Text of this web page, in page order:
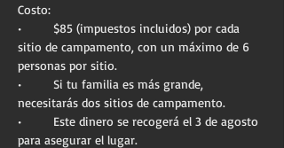
Costo:
•	$85 (impuestos incluidos) por cada
sitio de campamento, con un máximo de 6
personas por sitio.
•	Si tu familia es más grande,
necesitarás dos sitios de campamento.
•	Este dinero se recogerá el 3 de agosto
para asegurar el lugar.